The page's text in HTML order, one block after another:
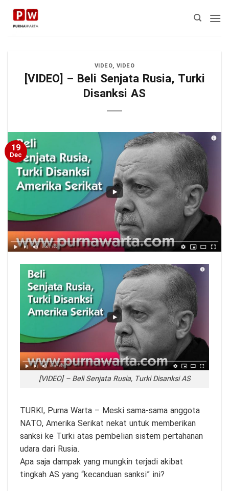
Skip
content
VIDEO, VIDEO
[VIDEO] – Beli Senjata Rusia, Turki
Disanksi AS
19
Dec
[VIDEO] – Beli Senjata Rusia, Turki Disanksi AS
TURKI, Purna Warta – Meski sama-sama anggota
NATO, Amerika Serikat nekat untuk memberikan
sanksi ke Turki atas pembelian sistem pertahanan
udara dari Rusia.
Apa saja dampak yang mungkin terjadi akibat
tingkah AS yang “kecanduan sanksi” ini?